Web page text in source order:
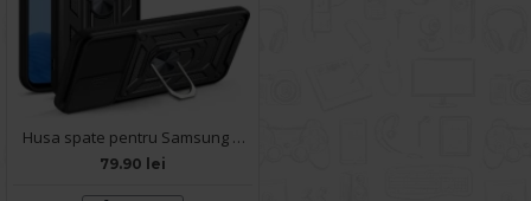
Husa spate pentru Samsung Galaxy A57 5G - Slide Case Negru
79.90 lei